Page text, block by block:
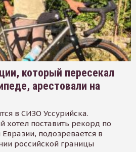
который пересекал
арестовали на
в СИЗО Уссурийска.
хотел поставить рекорд по
подозревается в
российской границы